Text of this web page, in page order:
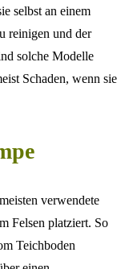
selbst an einem
reinigen und der
solche Modelle
Schaden, wenn sie
verwendete
Felsen platziert. So
Teichboden